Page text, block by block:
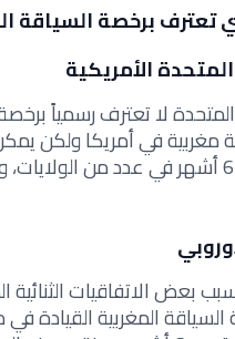
تعترف برخصة السياقة
الأمريكية
المتحدة لا تعترف رسمياً
مغربية في أمريكاولكن
تتراوح بين 3 ولغاية 6 أشهر في
بعض الاتفاقيات الثنائية
المغربية القيادة